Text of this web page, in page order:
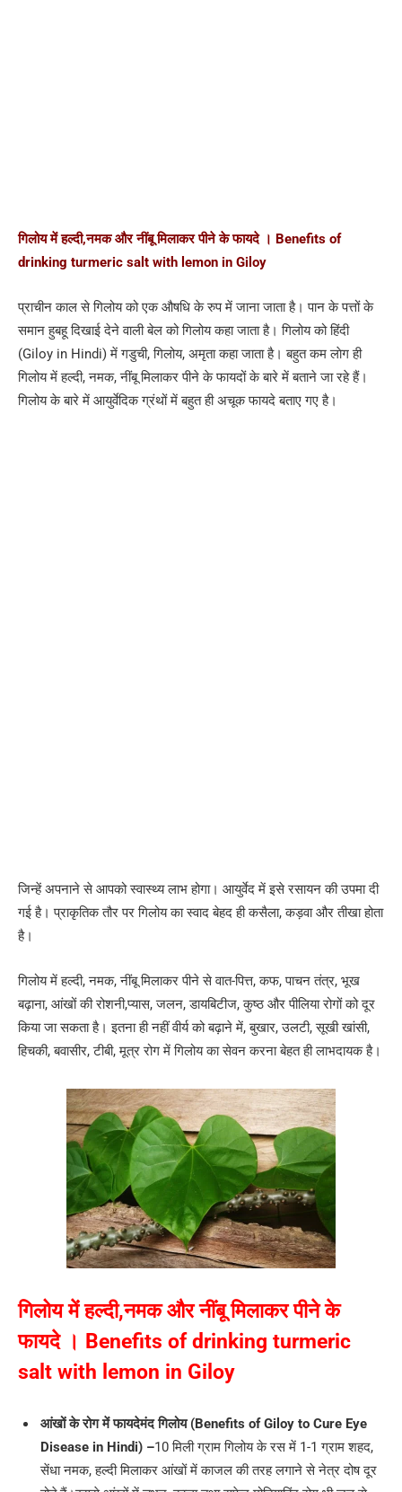
गिलोय में हल्दी,नमक और नींबू मिलाकर पीने के फायदे । Benefits of
drinking turmeric salt with lemon in Giloy
प्राचीन काल से गिलोय को एक औषधि के रुप में जाना जाता है। पान के पत्तों के
समान हुबहू दिखाई देने वाली बेल को गिलोय कहा जाता है। गिलोय को हिंदी
(Giloy in Hindi) में गडुची, गिलोय, अमृता कहा जाता है। बहुत कम लाेग ही
गिलोय में हल्दी, नमक, नींबू मिलाकर पीने के फायदों के बारे में बताने जा रहे हैं।
गिलोय के बारे में आयुर्वेदिक ग्रंथों में बहुत ही अचूक फायदे बताए गए है।
जिन्हें अपनाने से आपको स्वास्थ्य लाभ होगा। आयुर्वेद में इसे रसायन की उपमा दी
गई है। प्राकृतिक तौर पर गिलोय का स्वाद बेहद ही कसैला, कड़वा और तीखा होता
है।
गिलोय में हल्दी, नमक, नींबू मिलाकर पीने से वात-पित्त, कफ, पाचन तंत्र, भूख
बढ़ाना, आंखों की रोशनी,प्यास, जलन, डायबिटीज, कुष्ठ और पीलिया रोगों को दूर
किया जा सकता है। इतना ही नहीं वीर्य को बढ़ाने में, बुखार, उलटी, सूखी खांसी,
हिचकी, बवासीर, टीबी, मूत्र रोग में गिलोय का सेवन करना बेहत ही लाभदायक है।
गिलोय में हल्दी,नमक और नींबू मिलाकर पीने के
फायदे । Benefits of drinking turmeric
salt with lemon in Giloy
आंखों के रोग में फायदेमंद गिलोय (Benefits of Giloy to Cure Eye
Disease in Hindi) –10 मिली ग्राम गिलोय के रस में 1-1 ग्राम शहद,
सेंधा नमक, हल्दी मिलाकर आंखों में काजल की तरह लगाने से नेत्र दोष दूर